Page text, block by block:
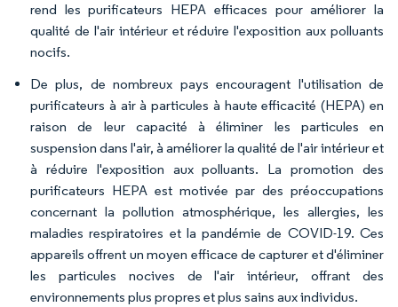
rend les purificateurs HEPA efficaces pour améliorer la
qualité de l'air intérieur et réduire l'exposition aux polluants
nocifs.
De plus, de nombreux pays encouragent l'utilisation de
purificateurs à air à particules à haute efficacité (HEPA) en
raison de leur capacité à éliminer les particules en
suspension dans l'air, à améliorer la qualité de l'air intérieur et
à réduire l'exposition aux polluants. La promotion des
purificateurs HEPA est motivée par des préoccupations
concernant la pollution atmosphérique, les allergies, les
maladies respiratoires et la pandémie de COVID-19. Ces
appareils offrent un moyen efficace de capturer et d'éliminer
les particules nocives de l'air intérieur, offrant des
environnements plus propres et plus sains aux individus.